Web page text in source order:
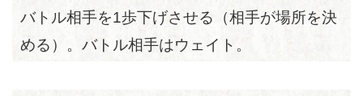
バトル相手を1歩下げさせる（相手が場所を決
める）。バトル相手はウェイト。